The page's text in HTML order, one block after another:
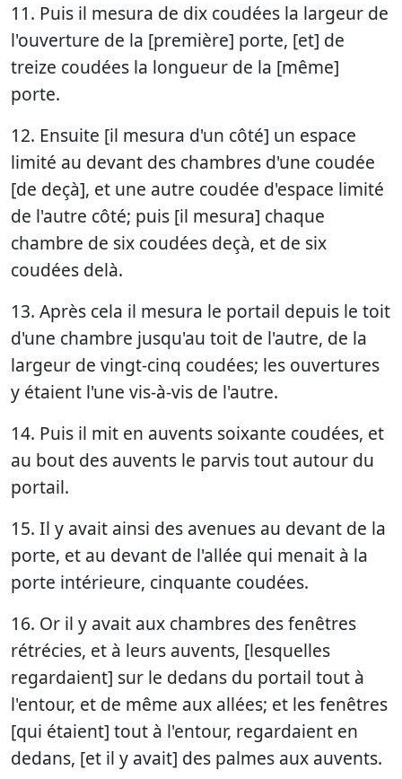
11. Puis il mesura de dix coudées la largeur de
l'ouverture de la [première] porte, [et] de
treize coudées la longueur de la [même]
porte.
12. Ensuite [il mesura d'un côté] un espace
limité au devant des chambres d'une coudée
[de deçà], et une autre coudée d'espace limité
de l'autre côté; puis [il mesura] chaque
chambre de six coudées deçà, et de six
coudées delà.
13. Après cela il mesura le portail depuis le toit
d'une chambre jusqu'au toit de l'autre, de la
largeur de vingt-cinq coudées; les ouvertures
y étaient l'une vis-à-vis de l'autre.
14. Puis il mit en auvents soixante coudées, et
au bout des auvents le parvis tout autour du
portail.
15. Il y avait ainsi des avenues au devant de la
porte, et au devant de l'allée qui menait à la
porte intérieure, cinquante coudées.
16. Or il y avait aux chambres des fenêtres
rétrécies, et à leurs auvents, [lesquelles
regardaient] sur le dedans du portail tout à
l'entour, et de même aux allées; et les fenêtres
[qui étaient] tout à l'entour, regardaient en
dedans, [et il y avait] des palmes aux auvents.